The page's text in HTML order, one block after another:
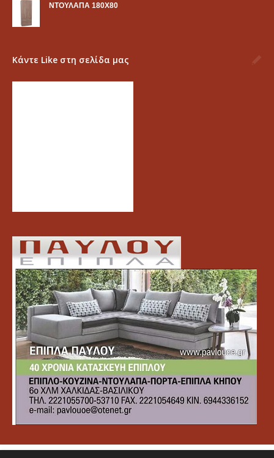
ΝΤΟΥΛΑΠΑ 180Χ80
Κάντε Like στη σελίδα μας